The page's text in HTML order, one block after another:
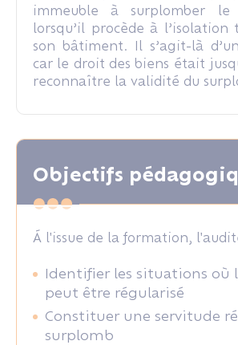
immeuble à surplomber le
lorsqu’il procède à l’isolation
son bâtiment. Il s’agit-là
car le droit des biens était
reconnaître la validité du
Objectifs
Á l'issue de la formation,
Identifier les situations où
peut être régularisé
Constituer une servitude
surplomb